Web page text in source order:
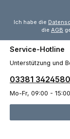
Ich habe die
die AGB
Service-Hotline
Unterstützung und
03381 3424580
Mo-Fr, 09:00 -